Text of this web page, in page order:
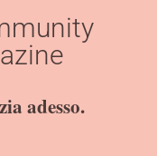
adesso.